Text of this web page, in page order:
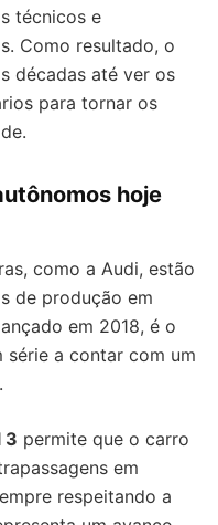
técnicos e
Como resultado, o
décadas até ver os
para tornar os
hoje
como a Audi, estão
de produção em
em 2018, é o
a contar com um
.
3 permite que o carro
em
respeitando a